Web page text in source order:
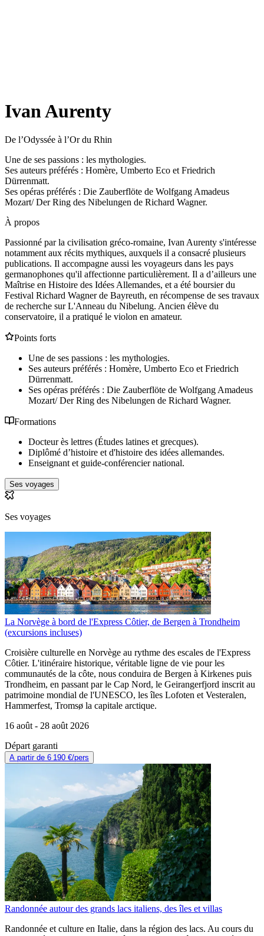
Ivan Aurenty
De l’Odyssée à l’Or du Rhin
Une de ses passions : les mythologies.
Ses auteurs préférés : Homère, Umberto Eco et Friedrich
Dürrenmatt.
Ses opéras préférés : Die Zauberflöte de Wolfgang Amadeus
Mozart/ Der Ring des Nibelungen de Richard Wagner.
À propos
Passionné par la civilisation gréco-romaine, Ivan Aurenty s'intéresse
notamment aux récits mythiques, auxquels il a consacré plusieurs
publications. Il accompagne aussi les voyageurs dans les pays
germanophones qu'il affectionne particulièrement. Il a d’ailleurs une
Maîtrise en Histoire des Idées Allemandes, et a été boursier du
Festival Richard Wagner de Bayreuth, en récompense de ses travaux
de recherche sur L'Anneau du Nibelung. Ancien élève du
conservatoire, il a pratiqué le violon en amateur.
Points forts
Une de ses passions : les mythologies.
Ses auteurs préférés : Homère, Umberto Eco et Friedrich
Dürrenmatt.
Ses opéras préférés : Die Zauberflöte de Wolfgang Amadeus
Mozart/ Der Ring des Nibelungen de Richard Wagner.
Formations
Docteur ès lettres (Études latines et grecques).
Diplômé d’histoire et d'histoire des idées allemandes.
Enseignant et guide-conférencier national.
Ses voyages
Ses voyages
La Norvège à bord de l'Express Côtier, de Bergen à Trondheim
(excursions incluses)
Croisière culturelle en Norvège au rythme des escales de l'Express
Côtier. L'itinéraire historique, véritable ligne de vie pour les
communautés de la côte, nous conduira de Bergen à Kirkenes puis
Trondheim, en passant par le Cap Nord, le Geirangerfjord inscrit au
patrimoine mondial de l'UNESCO, les îles Lofoten et Vesteralen,
Hammerfest, Tromsø la capitale arctique.
16 août - 28 août 2026
Départ garanti
A partir de 6 190 €/pers
Randonnée autour des grands lacs italiens, des îles et villas
Randonnée et culture en Italie, dans la région des lacs. Au cours du